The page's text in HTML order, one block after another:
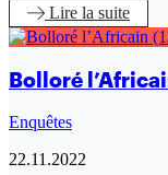
Lire la suite
Bolloré
Enquêtes
22.11.2022